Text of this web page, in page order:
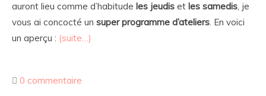
auront lieu comme d’habitude les jeudis et les samedis, je
vous ai concocté un super programme d’ateliers. En voici
un aperçu : (suite…)
0 commentaire